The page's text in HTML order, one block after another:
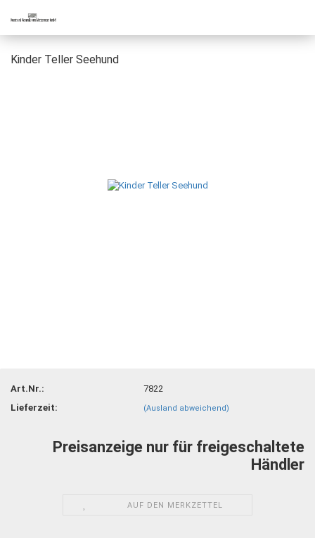
Kinder Teller Seehund
Art.Nr.:
7822
Lieferzeit:
(Ausland abweichend)
Preisanzeige nur für freigeschaltete
Händler
AUF DEN MERKZETTEL